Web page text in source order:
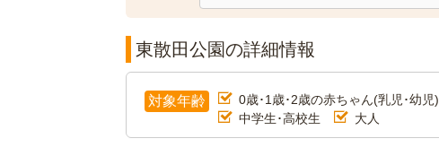
東散田公園の詳細情報
対象年齢 0歳･1歳･2歳の赤ちゃん(乳児･幼児)
中学生･高校生
大人